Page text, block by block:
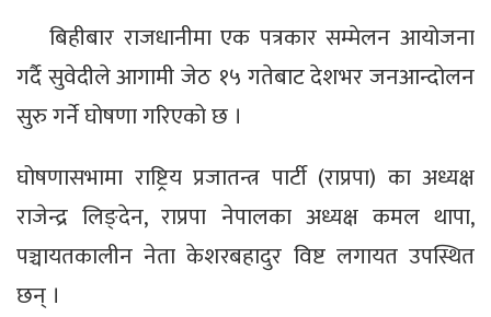
बिहीबार राजधानीमा एक पत्रकार सम्मेलन आयोजना
गर्दै सुवेदीले आगामी जेठ १५ गतेबाट देशभर जनआन्दोलन
सुरु गर्ने घोषणा गरिएको छ ।
घोषणासभामा राष्ट्रिय प्रजातन्त्र पार्टी (राप्रपा) का अध्यक्ष
राजेन्द्र लिङ्देन, राप्रपा नेपालका अध्यक्ष कमल थापा,
पञ्चायतकालीन नेता केशरबहादुर विष्ट लगायत उपस्थित
छन् ।